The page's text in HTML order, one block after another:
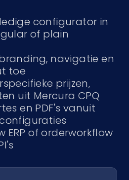
configurator in
of plain
navigatie en
toe
prijzen,
uit Mercura CPQ
en PDF's vanuit
ERP of orderworkflow